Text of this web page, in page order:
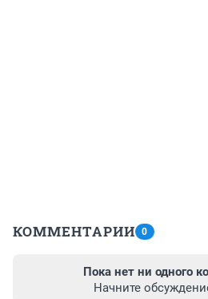
КОММЕНТАРИИ 0
Пока нет ни одного
Начните